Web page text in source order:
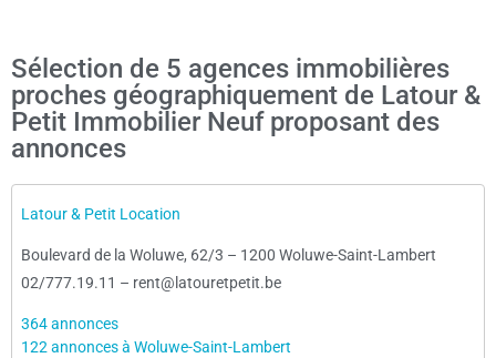
Sélection de 5 agences immobilières
proches géographiquement de Latour &
Petit Immobilier Neuf proposant des
annonces
Latour & Petit Location
Boulevard de la Woluwe, 62/3 – 1200 Woluwe-Saint-Lambert
02/777.19.11 – rent@latouretpetit.be
364 annonces
122 annonces à Woluwe-Saint-Lambert